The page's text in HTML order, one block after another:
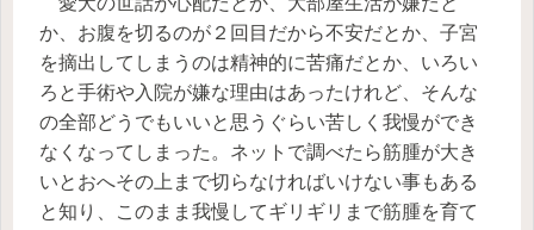
か、お腹を切るのが２回目だから不安だとか、子宮
を摘出してしまうのは精神的に苦痛だとか、いろい
ろと手術や入院が嫌な理由はあったけれど、そんな
の全部どうでもいいと思うぐらい苦しく我慢ができ
なくなってしまった。ネットで調べたら筋腫が大き
いとおへその上まで切らなければいけない事もある
と知り、このまま我慢してギリギリまで筋腫を育て